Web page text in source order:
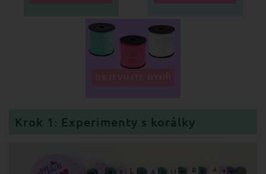
Krok 1: Experimenty s korálky